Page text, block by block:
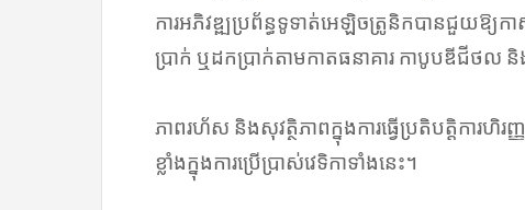
ការអភិវឌ្ឍប្រព័ន្ធទូទាត់អេឡិចត្រូនិកបានជួយឱ្យ
ប្រាក់ ឬដកប្រាក់តាមកាតធនាគារ កាបូបឌីជីថ
ភាពរហ័ស និងសុវត្ថិភាពក្នុងការធ្វើប្រតិបត្តិការហិរញ្
ខ្លាំងក្នុងការប្រើប្រាស់វេទិកាទាំងនេះ។